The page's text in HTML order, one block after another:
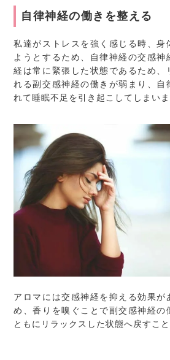
自律神経の働きを整える
私達がストレスを強く感じる時、身
ようとするため、自律神経の交感神
経は常に緊張した状態であるため、
れる副交感神経の働きが弱まり、自
れて睡眠不足を引き起こしてしまいま
アロマには交感神経を抑える効果が
め、香りを嗅ぐことで副交感神経の
ともにリラックスした状態へ戻すこと